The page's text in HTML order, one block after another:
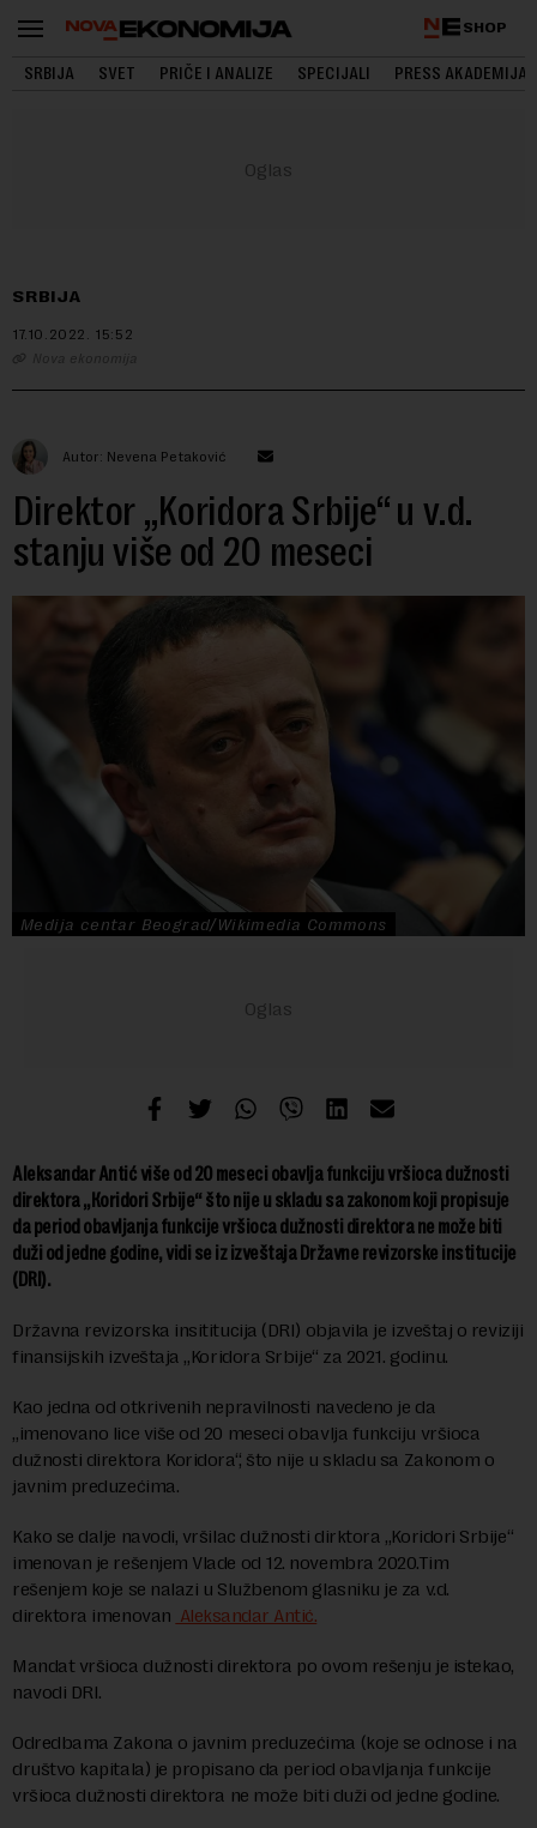
SHOP
SRBIJA SVET PRIČE I ANALIZE SPECIJALI PRESS AKADEMIJA
SRBIJA
17.10.2022. 15:52
Nova ekonomija
Autor: Nevena Petaković
Direktor „Koridora Srbije“ u v.d.
stanju više od 20 meseci
Medija centar Beograd/Wikimedia Commons
Aleksandar Antić više od 20 meseci obavlja funkciju vršioca dužnosti
direktora „Кoridori Srbije“ što nije u skladu sa zakonom koji propisuje
da period obavljanja funkcije vršioca dužnosti direktora ne može biti
duži od jedne godine, vidi se iz izveštaja Državne revizorske institucije
(DRI).
Državna revizorska insititucija (DRI) objavila je izveštaj o reviziji
finansijskih izveštaja „Koridora Srbije“ za 2021. godinu.
Kao jedna od otkrivenih nepravilnosti navedeno je da
„imenovano lice više od 20 meseci obavlja funkciju vršioca
dužnosti direktora Koridora“, što nije u skladu sa Zakonom o
javnim preduzećima.
Kako se dalje navodi, vršilac dužnosti dirktora „Koridori Srbije“
imenovan je rešenjem Vlade od 12. novembra 2020.Tim
rešenjem koje se nalazi u Službenom glasniku je za v.d.
direktora imenovan Aleksandar Antić.
Mandat vršioca dužnosti direktora po ovom rešenju je istekao,
navodi DRI.
Odredbama Zakona o javnim preduzećima (koje se odnose i na
društvo kapitala) je propisano da period obavljanja funkcije
vršioca dužnosti direktora ne može biti duži od jedne godine.